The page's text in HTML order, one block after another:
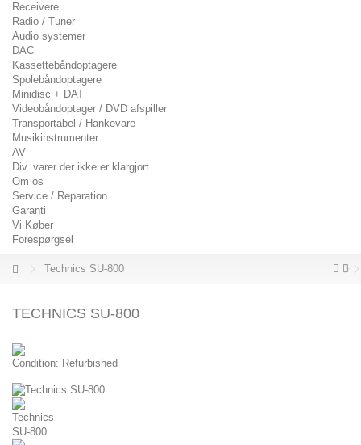
Receivere
Radio / Tuner
Audio systemer
DAC
Kassettebåndoptagere
Spolebåndoptagere
Minidisc + DAT
Videobåndoptager / DVD afspiller
Transportabel / Hankevare
Musikinstrumenter
AV
Div. varer der ikke er klargjort
Om os
Service / Reparation
Garanti
Vi Køber
Forespørgsel
Technics SU-800
TECHNICS SU-800
Condition: Refurbished